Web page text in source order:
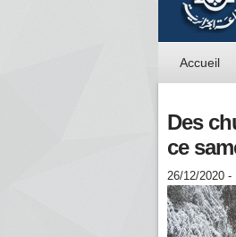
Accueil
Des
ce
26/12/2020 -